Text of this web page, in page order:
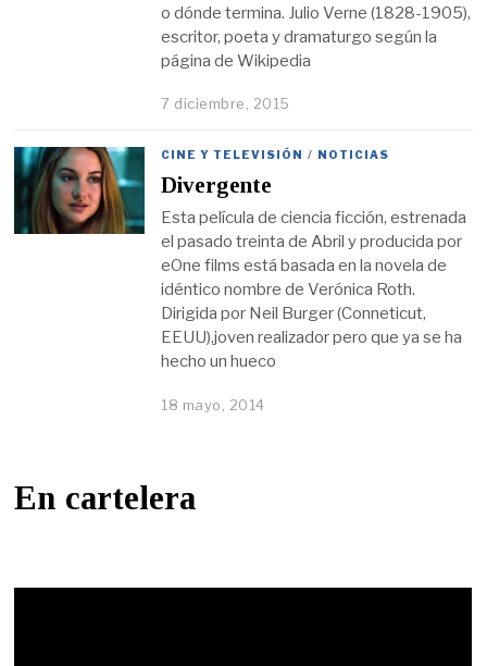
o dónde termina. Julio Verne (1828-1905),
escritor, poeta y dramaturgo según la
página de Wikipedia
7 diciembre, 2015
CINE Y TELEVISIÓN / NOTICIAS
Divergente
Esta película de ciencia ficción, estrenada
el pasado treinta de Abril y producida por
eOne films está basada en la novela de
idéntico nombre de Verónica Roth.
Dirigida por Neil Burger (Conneticut,
EEUU),joven realizador pero que ya se ha
hecho un hueco
18 mayo, 2014
En cartelera